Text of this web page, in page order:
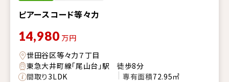
ピアースコード等々力
14,980 万円
世田谷区等々力７丁目
東急大井町線「尾山台」駅 徒歩8分
間取り3LDK 専有面積72.95㎡